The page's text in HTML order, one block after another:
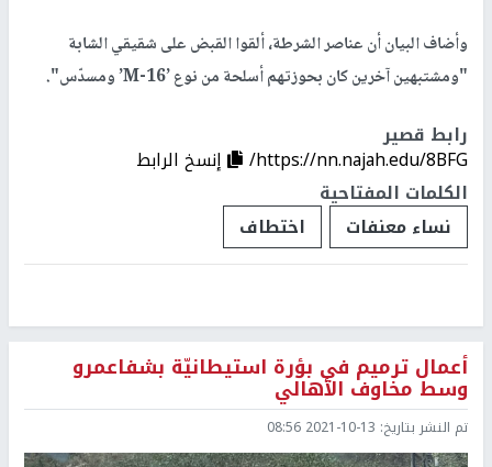
وأضاف البيان أن عناصر الشرطة، ألقوا القبض على شقيقي الشابة
"ومشتبهين آخرين كان بحوزتهم أسلحة من نوع ’M-16’ ومسدّس".
رابط قصير
https://nn.najah.edu/8BFG/
إنسخ الرابط
الكلمات المفتاحية
نساء معنفات
اختطاف
أعمال ترميم في بؤرة استيطانيّة بشفاعمرو
وسط مخاوف الأهالي
تم النشر بتاريخ: 2021-10-13 08:56